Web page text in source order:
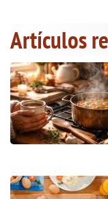
Artículos